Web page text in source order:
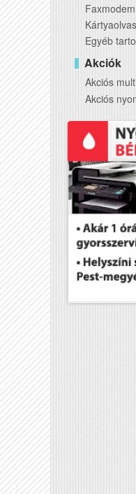
Faxmodem
Egyéb
Akciók
Akciós
Akciós